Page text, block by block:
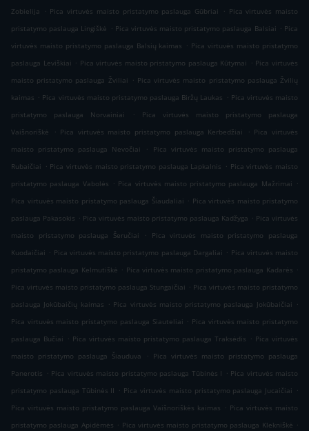
Zobielija
. Pica virtuvės maisto pristatymo paslauga Gūbriai . Pica virtuvės maisto
pristatymo paslauga Lingiškė . Pica virtuvės maisto pristatymo paslauga Balsiai . Pica
virtuvės maisto pristatymo paslauga Balsių kaimas . Pica virtuvės maisto pristatymo
paslauga Leviškiai . Pica virtuvės maisto pristatymo paslauga Kūtymai . Pica virtuvės
maisto pristatymo paslauga Žviliai . Pica virtuvės maisto pristatymo paslauga Žvilių
kaimas . Pica virtuvės maisto pristatymo paslauga Biržų Laukas . Pica virtuvės maisto
pristatymo paslauga Norvainiai
.
Pica virtuvės maisto pristatymo paslauga
Vaišnoriškė
. Pica virtuvės maisto pristatymo paslauga Kerbedžiai . Pica virtuvės
maisto pristatymo paslauga Nevočiai
.
Pica virtuvės maisto pristatymo paslauga
Rubaičiai . Pica virtuvės maisto pristatymo paslauga Lapkalnis . Pica virtuvės maisto
pristatymo paslauga Vabolės . Pica virtuvės maisto pristatymo paslauga Mažrimai .
Pica virtuvės maisto pristatymo paslauga Šiaudaliai . Pica virtuvės maisto pristatymo
paslauga Pakasokis . Pica virtuvės maisto pristatymo paslauga Kadžyga . Pica virtuvės
maisto pristatymo paslauga Šeručiai
.
Pica virtuvės maisto pristatymo paslauga
Kuodaičiai . Pica virtuvės maisto pristatymo paslauga Dargaliai . Pica virtuvės maisto
pristatymo paslauga Kelmutiškė . Pica virtuvės maisto pristatymo paslauga Kadarės .
Pica virtuvės maisto pristatymo paslauga Stungaičiai . Pica virtuvės maisto pristatymo
paslauga Jokūbaičių kaimas . Pica virtuvės maisto pristatymo paslauga Jokūbaičiai .
Pica virtuvės maisto pristatymo paslauga Siauteliai . Pica virtuvės maisto pristatymo
paslauga Bučiai . Pica virtuvės maisto pristatymo paslauga Traksėdis . Pica virtuvės
maisto pristatymo paslauga Šiauduva
. Pica virtuvės maisto pristatymo paslauga
Panerotis . Pica virtuvės maisto pristatymo paslauga Tūbinės I . Pica virtuvės maisto
pristatymo paslauga Tūbinės II . Pica virtuvės maisto pristatymo paslauga Jucaičiai .
Pica virtuvės maisto pristatymo paslauga Vaišnoriškės kaimas . Pica virtuvės maisto
pristatymo paslauga Apidėmės . Pica virtuvės maisto pristatymo paslauga Klekniškė .